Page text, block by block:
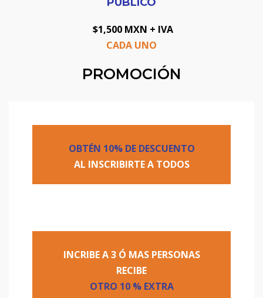
$1,500 MXN + IVA
CADA UNO
PROMOCIÓN
OBTÉN 10% DE DESCUENTO
AL INSCRIBIRTE A TODOS
INCRIBE A 3Ó MAS PERSONAS
RECIBE
OTRO 10 % EXTRA